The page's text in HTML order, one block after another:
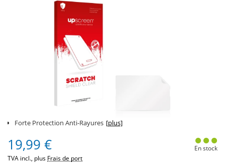
Forte Protection Anti-Rayures [plus]
19,99 €
TVA incl., plus Frais de port
En stock